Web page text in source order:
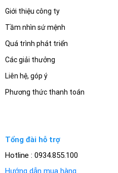
Giới thiệu công ty
Tầm nhìn sứ mệnh
Quá trình phát triển
Các giải thưởng
Liên hệ, góp ý
Phương thức thanh toán
Tổng đài hỗ trợ
Hotline : 0934.855.100
Hướng dẫn mua hàng